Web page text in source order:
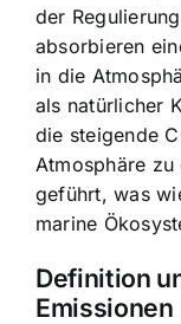
der
absorbieren
in die
als natürlicher
die steigende
Atmosphäre zu
geführt, was
marine
Definition
Emissionen